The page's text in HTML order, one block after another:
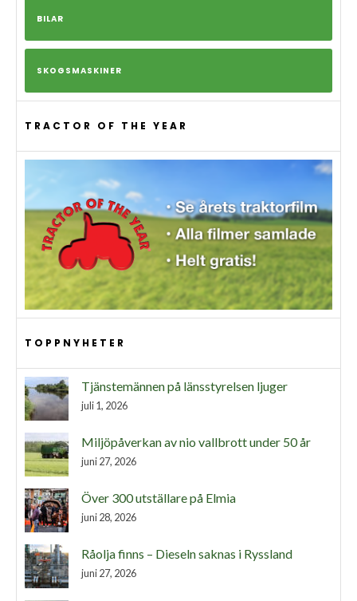
BILAR
SKOGSMASKINER
TRACTOR OF THE YEAR
TOPPNYHETER
Tjänstemännen på länsstyrelsen ljuger
juli 1, 2026
Miljöpåverkan av nio vallbrott under 50 år
juni 27, 2026
Över 300 utställare på Elmia
juni 28, 2026
Råolja finns – Dieseln saknas i Ryssland
juni 27, 2026